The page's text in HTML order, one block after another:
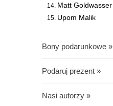
Matt Goldwasser
Upom Malik
Bony podarunkowe »
Podaruj prezent »
Nasi autorzy »